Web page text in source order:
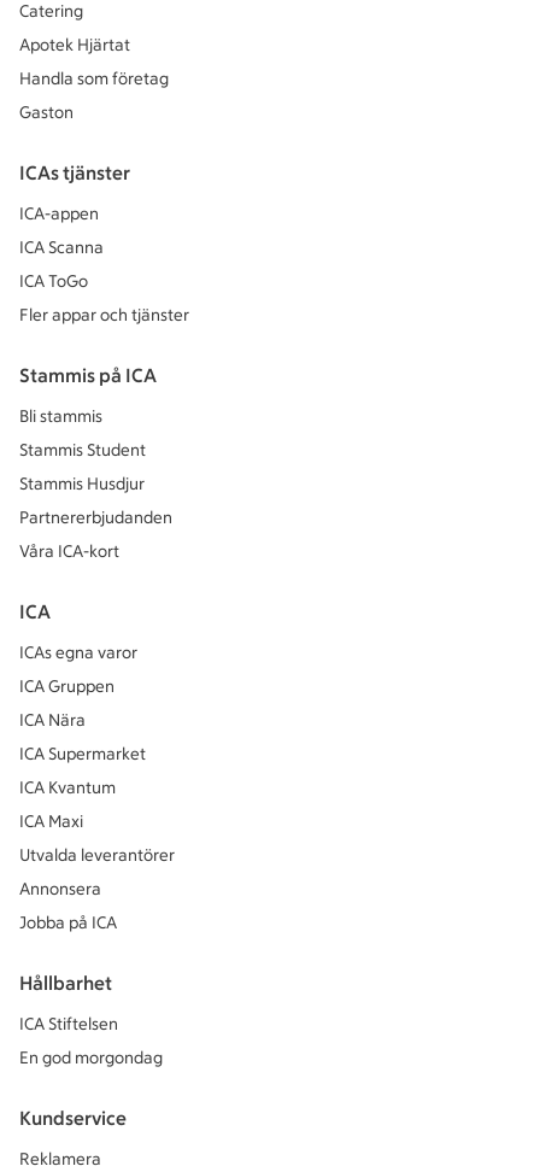
Catering
Apotek Hjärtat
Handla som företag
Gaston
ICAs tjänster
ICA-appen
ICA Scanna
ICA ToGo
Fler appar och tjänster
Stammis på ICA
Bli stammis
Stammis Student
Stammis Husdjur
Partnererbjudanden
Våra ICA-kort
ICA
ICAs egna varor
ICA Gruppen
ICA Nära
ICA Supermarket
ICA Kvantum
ICA Maxi
Utvalda leverantörer
Annonsera
Jobba på ICA
Hållbarhet
ICA Stiftelsen
En god morgondag
Kundservice
Reklamera